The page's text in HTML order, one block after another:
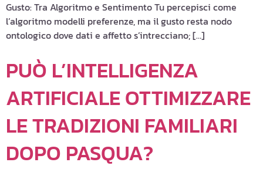
Gusto: Tra Algoritmo e Sentimento Tu percepisci come
l’algoritmo modelli preferenze, ma il gusto resta nodo
ontologico dove dati e affetto s’intrecciano; […]
PUÒ L’INTELLIGENZA
ARTIFICIALE OTTIMIZZARE
LE TRADIZIONI FAMILIARI
DOPO PASQUA?